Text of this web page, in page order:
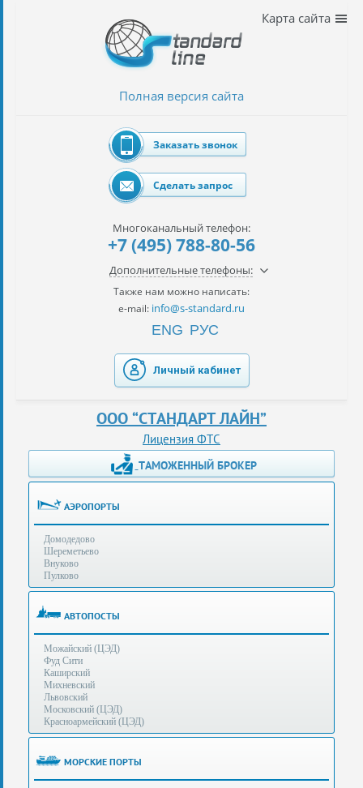
автомобилей
Получение
ЭЦП
за
сутки
услуги
Опыт
оформления
рекомендует
Таможенные
процедуры
(особенности):
Полезная
информация
Полная версия сайта
Карта сайта
Заказать звонок
Сделать запрос
Многоканальный телефон:
+7 (495) 788-80-56
Дополнительные телефоны:
Также нам можно написать:
e-mail: info@s-standard.ru
ENG РУС
Личный кабинет
ООО “СТАНДАРТ ЛАЙН”
Лицензия ФТС
ТАМОЖЕННЫЙ БРОКЕР
АЭРОПОРТЫ
Домодедово
Шереметьево
Внуково
Пулково
АВТОПОСТЫ
Можайский (ЦЭД)
Фуд Сити
Каширский
Михневский
Львовский
Московский (ЦЭД)
Красноармейский (ЦЭД)
МОРСКИЕ ПОРТЫ